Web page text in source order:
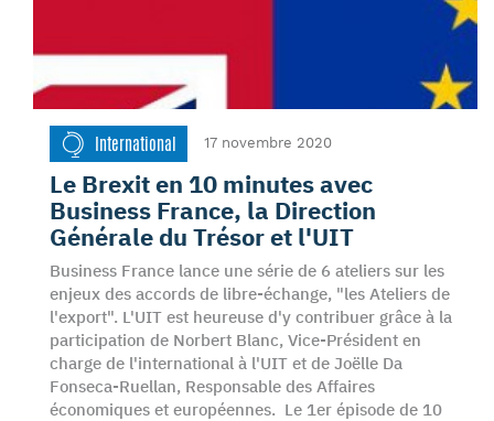
International 17 novembre 2020
Le Brexit en 10 minutes avec
Business France, la Direction
Générale du Trésor et l'UIT
Business France lance une série de 6 ateliers sur les
enjeux des accords de libre-échange, "les Ateliers de
l'export". L'UIT est heureuse d'y contribuer grâce à la
participation de Norbert Blanc, Vice-Président en
charge de l'international à l'UIT et de Joëlle Da
Fonseca-Ruellan, Responsable des Affaires
économiques et européennes. Le 1er épisode de 10